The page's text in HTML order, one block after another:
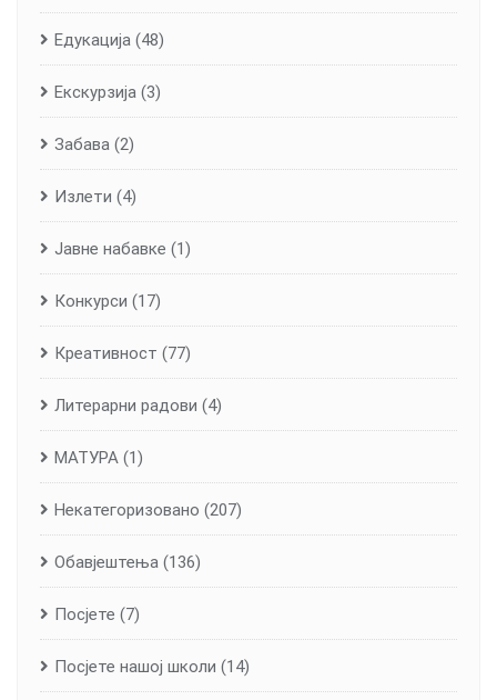
Едукација (48)
Екскурзија (3)
Забава (2)
Излети (4)
Јавне набавке (1)
Конкурси (17)
Креативност (77)
Литерарни радови (4)
МАТУРА (1)
Некатегоризовано (207)
Обавјештења (136)
Посјете (7)
Посјете нашој школи (14)